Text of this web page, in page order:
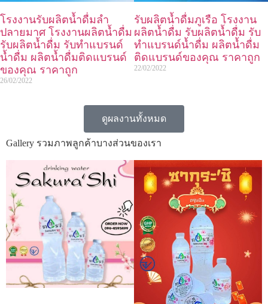
โรงงานรับผลิตน้ำดื่มลำ
ปลายมาศ โรงงานผลิตน้ำดื่ม
รับผลิตน้ำดื่ม รับทำแบรนด์
น้ำดื่ม ผลิตน้ำดื่มติดแบรนด์
ของคุณ ราคาถูก
26/02/2022
รับผลิตน้ำดื่มภูเรือ โรงงาน
ผลิตน้ำดื่ม รับผลิตน้ำดื่ม รับ
ทำแบรนด์น้ำดื่ม ผลิตน้ำดื่ม
ติดแบรนด์ของคุณ ราคาถูก
22/02/2022
ดูผลงานทั้งหมด
Gallery รวมภาพลูกค้าบางส่วนของเรา